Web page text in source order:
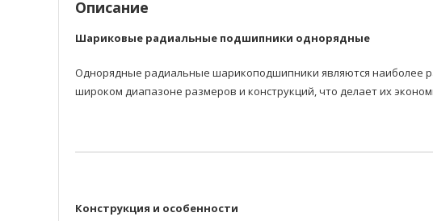
Описание
Шариковые радиальные подшипники однорядные
Однорядные радиальные шарикоподшипники являются наиболее
широком диапазоне размеров и конструкций, что делает их
Конструкция и особенности